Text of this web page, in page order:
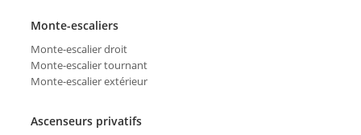
Monte-escaliers
Monte-escalier droit
Monte-escalier tournant
Monte-escalier extérieur
Ascenseurs privatifs